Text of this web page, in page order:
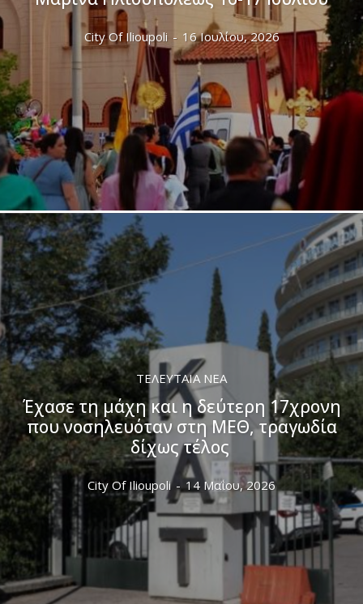
City Of Ilioupoli - 16 Ιουλίου, 2026
ΤΕΛΕΥΤΑΊΑ ΝΈΑ
Έχασε τη μάχη και η δεύτερη 17χρονη
που νοσηλευόταν στη ΜΕΘ, τραγωδία
δίχως τέλος
City Of Ilioupoli - 14 Μαΐου, 2026